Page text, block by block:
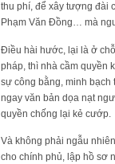
thu phí, để xây tượng đài
Phạm Văn Đồng… mà
Điều hài hước, lại là ở
pháp, thì nhà cầm quyền
sự công bằng, minh
ngay văn bản dọa nạt
quyền chống lại kẻ cướp.
Và không phải ngẫu
cho chính phủ, lập hồ sơ